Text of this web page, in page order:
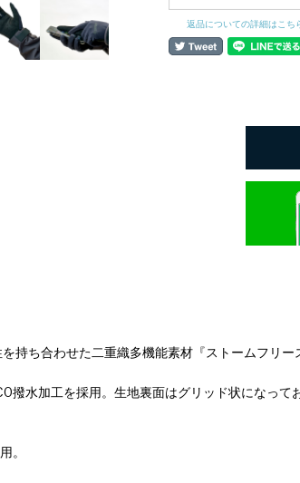
返品についての詳細はこち
持ち合わせた二重織多機能素材『ストームフリー
撥水加工を採用。生地裏面はグリッド状になっ
。